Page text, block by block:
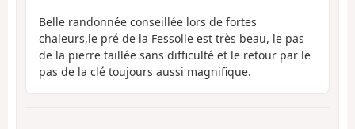
Belle randonnée conseillée lors de fortes
chaleurs,le pré de la Fessolle est très beau, le pas
de la pierre taillée sans difficulté et le retour par le
pas de la clé toujours aussi magnifique.